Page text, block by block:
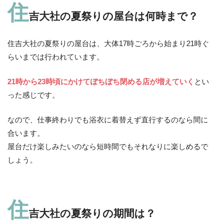
住吉大社の夏祭りの屋台は何時まで？
住吉大社の夏祭りの屋台は、大体17時ごろから始まり21時ぐ
らいまでは行われています。
21時から23時頃にかけてぼちぼち閉める店が増えていく とい
った感じです。
なので、仕事終わりでも浴衣に着替えず直行するのなら間に
合います。
屋台だけ楽しみたいのなら短時間でもそれなりに楽しめるで
しょう。
住吉大社の夏祭りの期間は？